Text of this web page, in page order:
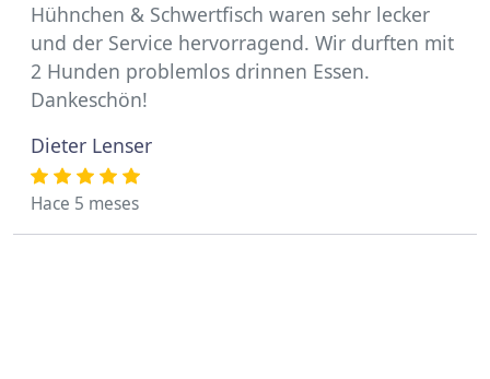
Hühnchen & Schwertfisch waren sehr lecker
und der Service hervorragend. Wir durften mit
2 Hunden problemlos drinnen Essen.
Dankeschön!
Dieter Lenser
Hace 5 meses